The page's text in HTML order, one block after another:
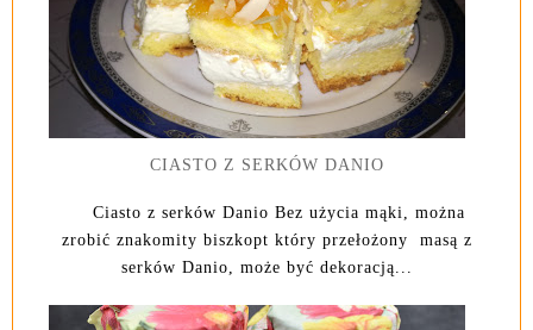
CIASTO Z SERKÓW DANIO
Ciasto z serków Danio Bez użycia mąki, można
zrobić znakomity biszkopt który przełożony masą z
serków Danio, może być dekoracją...